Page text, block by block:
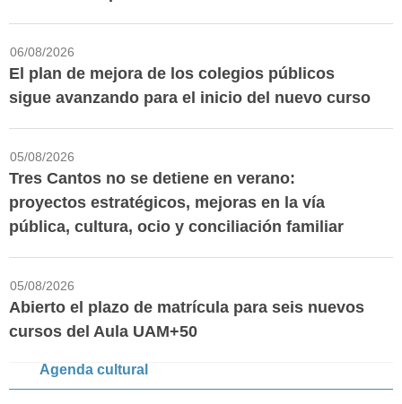
06/08/2026
El plan de mejora de los colegios públicos
sigue avanzando para el inicio del nuevo curso
05/08/2026
Tres Cantos no se detiene en verano:
proyectos estratégicos, mejoras en la vía
pública, cultura, ocio y conciliación familiar
05/08/2026
Abierto el plazo de matrícula para seis nuevos
cursos del Aula UAM+50
Agenda cultural